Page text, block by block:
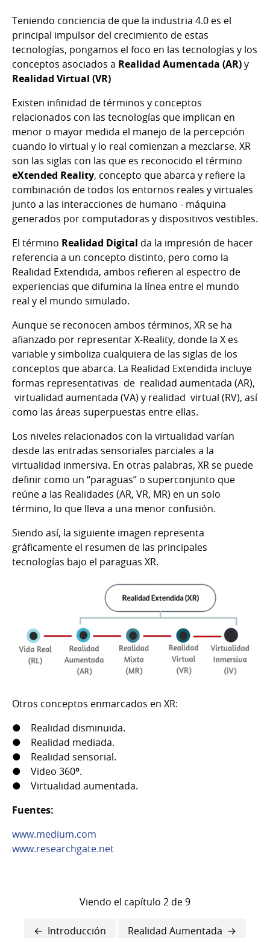
Teniendo conciencia de que la industria 4.0 es el
principal impulsor del crecimiento de estas
tecnologías, pongamos el foco en las tecnologías y los
conceptos asociados a Realidad Aumentada (AR)y
Realidad Virtual (VR)
Existen infinidad de términos y conceptos
relacionados con las tecnologías que implican en
menor o mayor medida el manejo de la percepción
cuando lo virtual y lo real comienzan a mezclarse. XR
son las siglas con las que es reconocido el término
eXtended Reality, concepto que abarca y refiere la
combinación de todos los entornos reales y virtuales
junto a las interacciones de humano - máquina
generados por computadoras y dispositivos vestibles.
El término Realidad Digital da la impresión de hacer
referencia a un concepto distinto, pero como la
Realidad Extendida, ambos refieren al espectro de
experiencias que difumina la línea entre el mundo
real y el mundo simulado.
Aunque se reconocen ambos términos, XR se ha
afianzado por representar X-Reality, donde la X es
variable y simboliza cualquiera de las siglas de los
conceptos que abarca. La Realidad Extendida incluye
formas representativas de realidad aumentada (AR),
virtualidad aumentada (VA) y realidad virtual (RV), así
como las áreas superpuestas entre ellas.
Los niveles relacionados con la virtualidad varían
desde las entradas sensoriales parciales a la
virtualidad inmersiva. En otras palabras, XR se puede
definir como un “paraguas” o superconjunto que
reúne a las Realidades (AR, VR, MR) en un solo
término, lo que lleva a una menor confusión.
Siendo así, la siguiente imagen representa
gráficamente el resumen de las principales
tecnologías bajo el paraguas XR.
Otros conceptos enmarcados en XR:
● Realidad disminuida.
● Realidad mediada.
● Realidad sensorial.
● Video 360º.
● Virtualidad aumentada.
Fuentes:
www.medium.com
www.researchgate.net
Viendo el capítulo 2 de 9
Enlaces
Introducción Realidad Aumentada